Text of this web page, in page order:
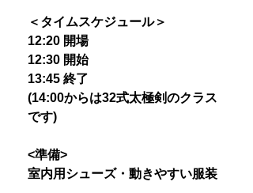
＜タイムスケジュール＞
12:20 開場
12:30 開始
13:45 終了
(14:00からは32式太極剣のクラス
です)
<準備>
室内用シューズ・動きやすい服装